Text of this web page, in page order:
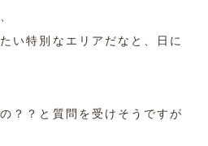
い特別なエリアだなと、日に
？？と質問を受けそうですが